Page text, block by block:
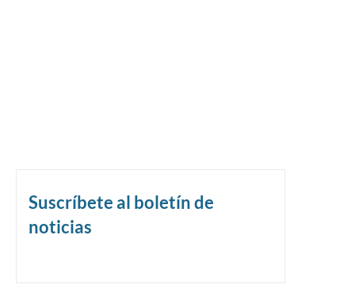
Suscríbete al boletín de
noticias